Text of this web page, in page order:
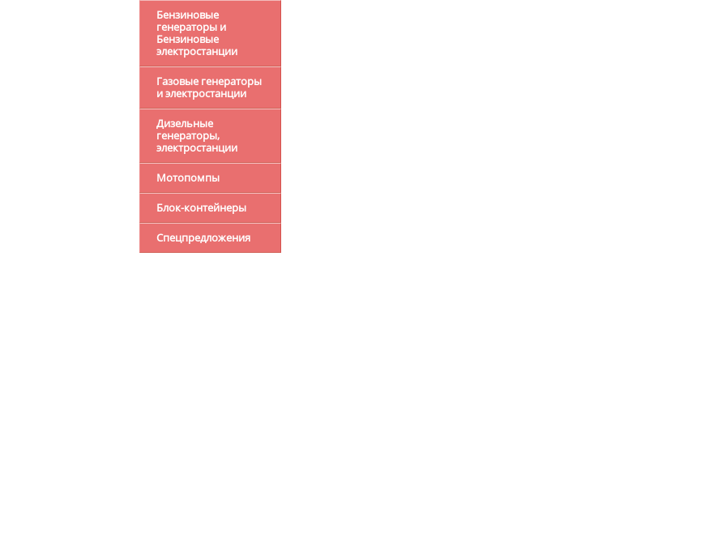
Бензиновые
генераторы и
Бензиновые
электростанции
Газовые генераторы
и электростанции
Дизельные
генераторы,
электростанции
Мотопомпы
Блок-контейнеры
Спецпредложения